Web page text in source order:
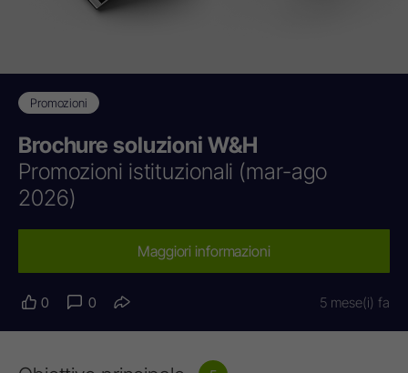
Promozioni
Brochure soluzioni W&H
Promozioni istituzionali (mar-ago
2026)
Maggiori informazioni
0 0 5 mese(i) fa